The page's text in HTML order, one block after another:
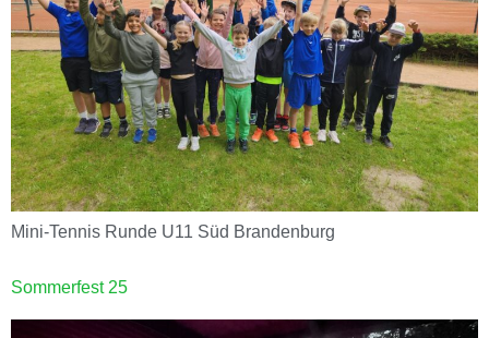
Mini-Tennis Runde U11 Süd Brandenburg
Sommerfest 25